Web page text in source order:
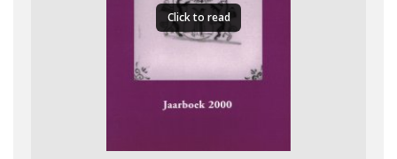
Click to read